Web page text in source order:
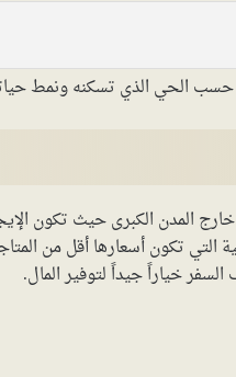
حسب الحي الذي تسكنه ونمط
المدن الكبرى حيث تكون
التي تكون أسعارها أقل من